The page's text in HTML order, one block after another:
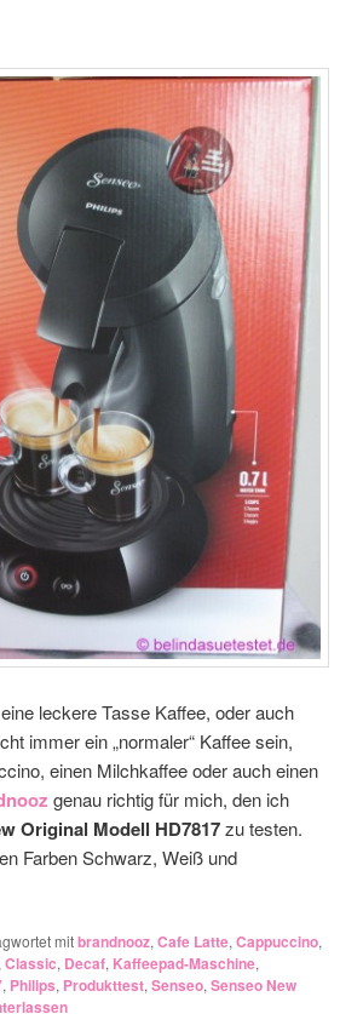
leckere Tasse Kaffee, oder auch
immer ein „normaler“ Kaffee sein,
einen Milchkaffee oder auch einen
genau richtig für mich, den ich
Original Modell HD7817zu testen.
Farben Schwarz, Weiß und
mitbrandnooz, Cafe Latte, Cappuccino,
Classic, Decaf, Kaffeepad-Maschine,
, Philips, Produkttest, Senseo, Senseo New